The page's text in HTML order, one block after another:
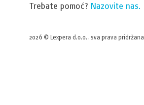
Trebate pomoć? Nazovite nas.
2026 © Lexpera d.o.o., sva prava pridržana